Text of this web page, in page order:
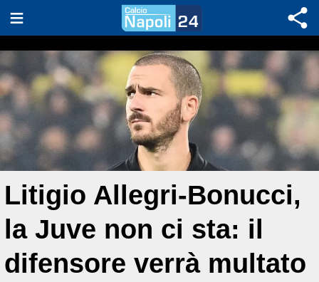
Litigio Allegri-Bonucci,
la Juve non ci sta: il
difensore verrà multato